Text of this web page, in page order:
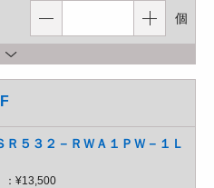
個
５３２－ＲＷＡ１ＰＷ－１Ｌ
¥13,500